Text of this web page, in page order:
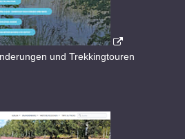
und Trekkingtouren